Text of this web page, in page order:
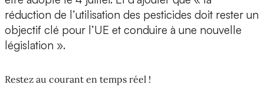
réduction de l’utilisation des pesticides doit rester un
objectif clé pour l’UE et conduire à une nouvelle
législation ».
Restez au courant en temps réel !